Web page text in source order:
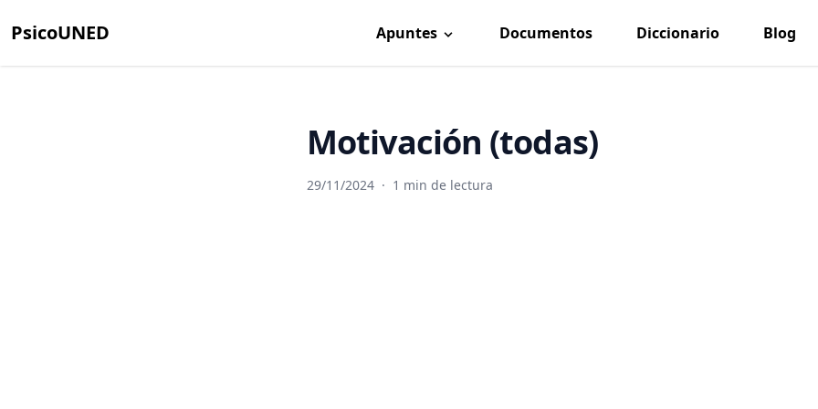
PsicoUNED Apuntes Documentos Diccionario Blog
Motivación (todas)
29/11/2024 · 1 min de lectura